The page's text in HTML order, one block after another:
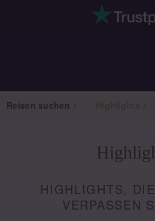
Reisen suchen Highlights
HIGHLIGHTS,
VERPASSEN